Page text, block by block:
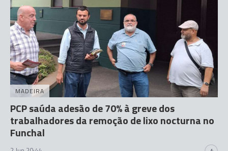
MADEIRA
PCP saúda adesão de 70% à greve dos
trabalhadores da remoção de lixo nocturna no
Funchal